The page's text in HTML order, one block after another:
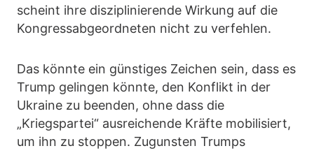
scheint ihre disziplinierende Wirkung auf die
Kongressabgeordneten nicht zu verfehlen.
Das könnte ein günstiges Zeichen sein, dass es
Trump gelingen könnte, den Konflikt in der
Ukraine zu beenden, ohne dass die
„Kriegspartei“ ausreichende Kräfte mobilisiert,
um ihn zu stoppen. Zugunsten Trumps